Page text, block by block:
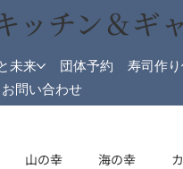
未来 団体予約
寿司作
お問い合わせ
ッチン＆ギ
山の幸 海の幸